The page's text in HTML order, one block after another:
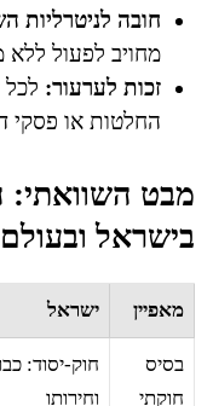
חובה לניטרליות
מחויב לפעול ללא
זכות לערעור:
החלטות או פסקי
מבט השוואתי:
בישראל ובעולם
מאפיין ישראל
בסיס
חוקתי
חוק-יסוד:
וחירותו